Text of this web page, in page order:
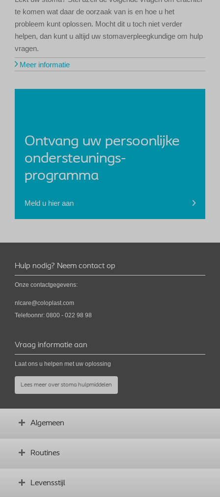
te komen wat daar de oorzaak van is en hoe u het
probleem kunt oplossen. Mocht dit u toch niet verder
helpen, dan kunt u altijd uw stomaverpleegkundige om hulp
vragen.
Meer informatie
Ontvang uw persoonlijke
ondersteunings-
programma
Meld u hier aan
Hulp nodig? Neem contact op
Onze contactgegevens:
nlcare@coloplast.com
Telefoonnr: 0800 - 022 98 98
Vraag informatie aan
Laat ons u helpen met uw oplossing
Lees meer over stoma hulpmiddelen
Algemeen
Wat is een stoma?
Routines
Belang van een vaste gewoonte
Levensstijl